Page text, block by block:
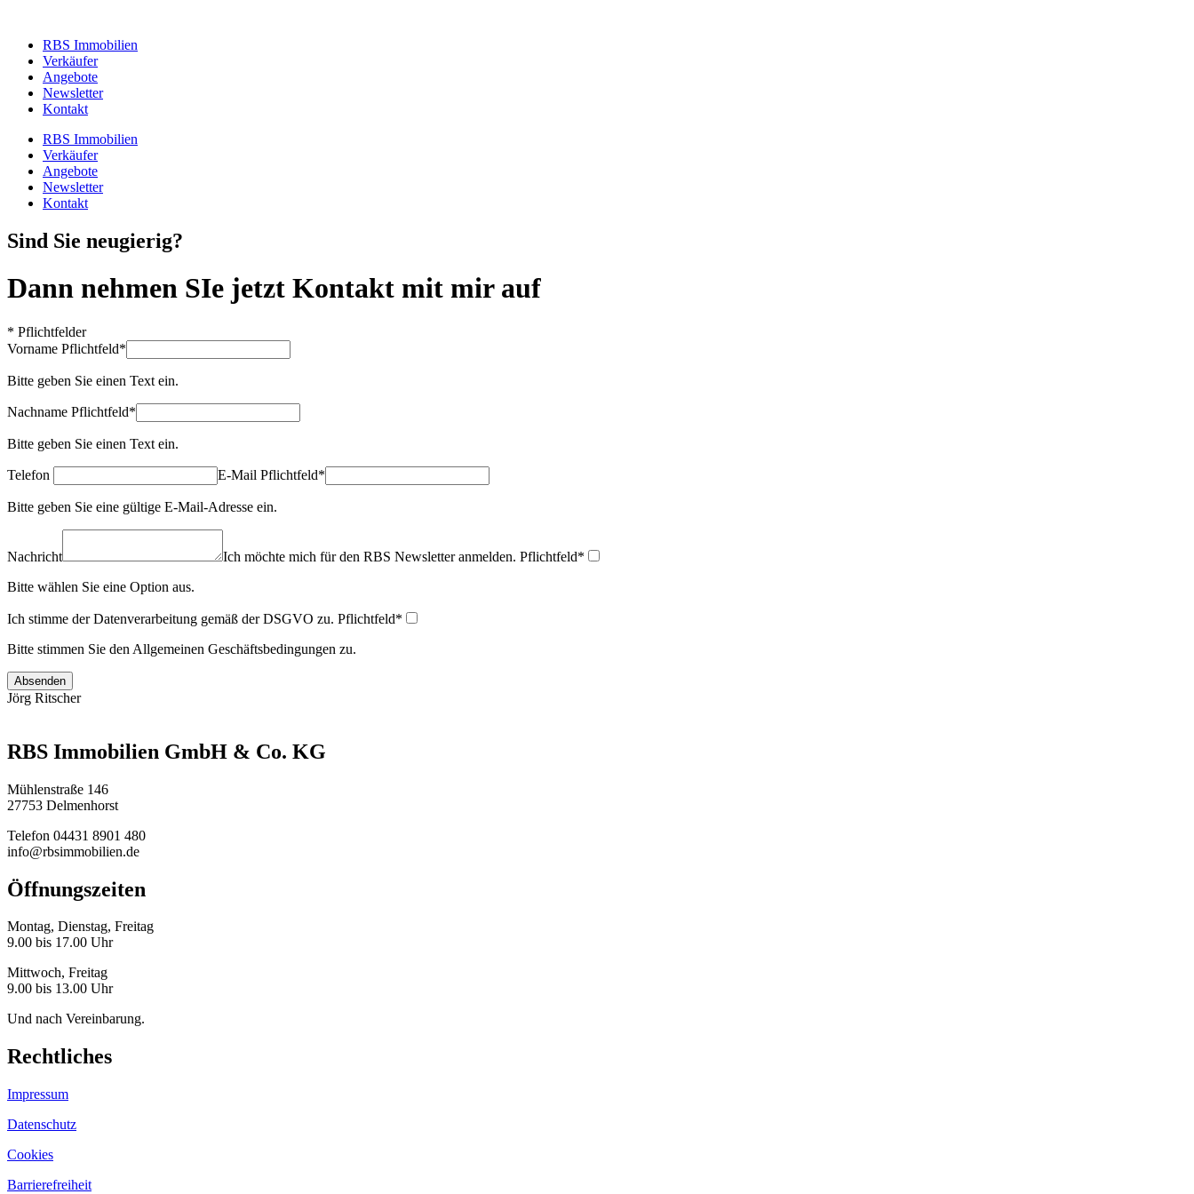
RBS Immobilien
Verkäufer
Angebote
Newsletter
Kontakt
RBS Immobilien
Verkäufer
Angebote
Newsletter
Kontakt
Sind Sie neugierig?
Dann nehmen SIe jetzt Kontakt mit mir auf
* Pflichtfelder
Vorname Pflichtfeld*
Bitte geben Sie einen Text ein.
Nachname Pflichtfeld*
Bitte geben Sie einen Text ein.
Telefon E-Mail Pflichtfeld*
Bitte geben Sie eine gültige E-Mail-Adresse ein.
Nachricht Ich möchte mich für den RBS Newsletter anmelden. Pflichtfeld*
Bitte wählen Sie eine Option aus.
Ich stimme der Datenverarbeitung gemäß der DSGVO zu. Pflichtfeld*
Bitte stimmen Sie den Allgemeinen Geschäftsbedingungen zu.
Absenden
Jörg Ritscher
RBS Immobilien GmbH & Co. KG
Mühlenstraße 146
27753 Delmenhorst
Telefon 04431 8901 480
info@rbsimmobilien.de
Öffnungszeiten
Montag, Dienstag, Freitag
9.00 bis 17.00 Uhr
Mittwoch, Freitag
9.00 bis 13.00 Uhr
Und nach Vereinbarung.
Rechtliches
Impressum
Datenschutz
Cookies
Barrierefreiheit